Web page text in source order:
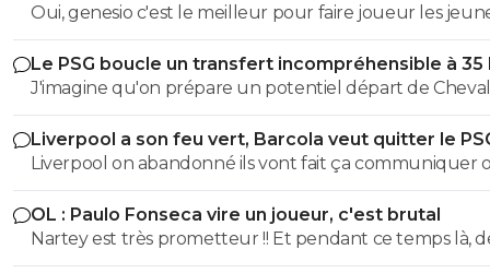
Oui, genesio c'est le meilleur pour faire joueur les
c'est positif
Le PSG boucle un transfert incompréhensible à 35
J'imagine qu'on prépare un potentiel départ de
l'été prochain au cas où il laisserait encore filer sa
évitera un panic buy tout en misant sur un très bon
gardien.
Liverpool a son feu vert, Barcola veut quitter le
Liverpool on abandonné ils vont fait ça communiquer
le joueur a pas suivis la préparation, Liverpool vont pas
dépenser une fortune pour un joueur qui a suivis
préparation avec Liverpool, Liverpool on déjà fait la bêtise sur
isak l année dernière, ils veulent pas refaire la même
OL : Paulo Fonseca vire un joueur, c'est brutal
Nartey est très prometteur !! Et pendant ce temps là,
joueurs comme AMN et Tessman joue tout les